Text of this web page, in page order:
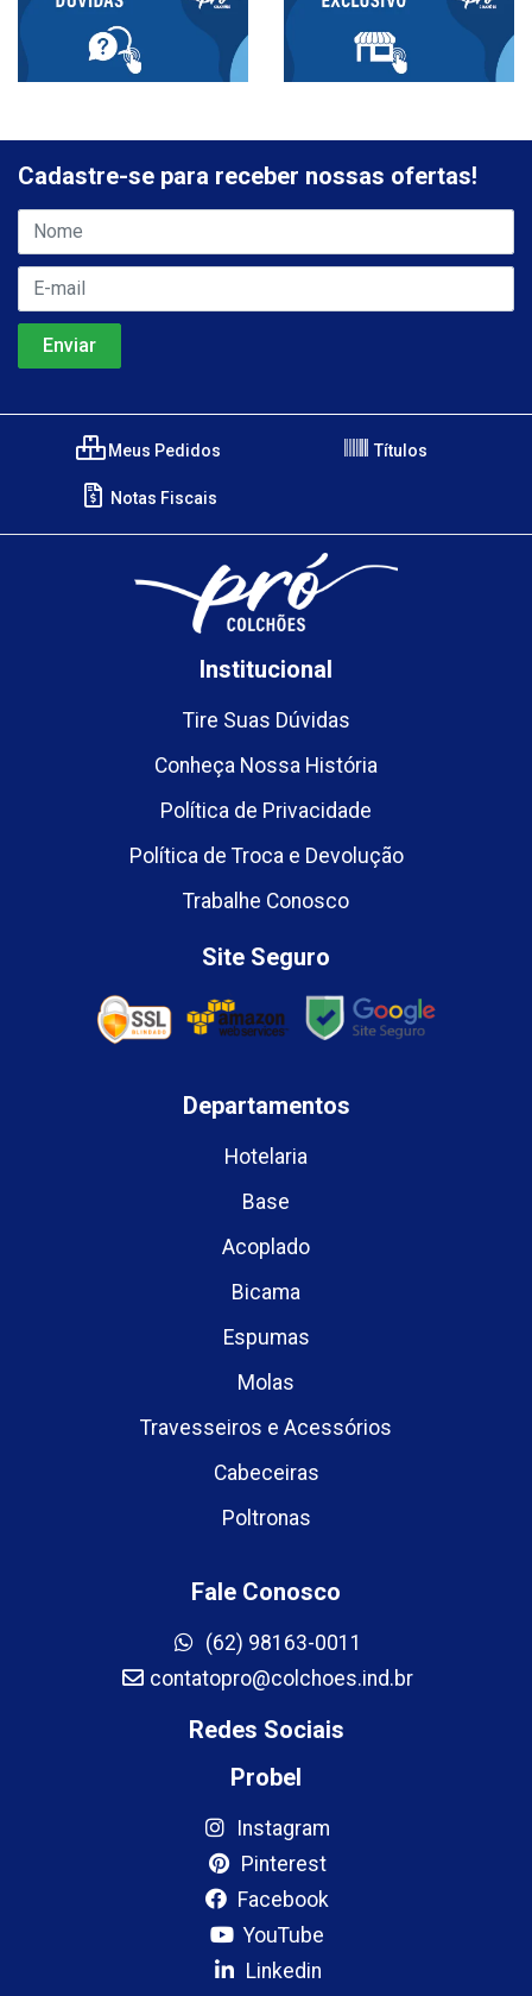
Cadastre-se para receber nossas ofertas!
Meus Pedidos Títulos
Notas Fiscais
Institucional
Tire Suas Dúvidas
Conheça Nossa História
Política de Privacidade
Política de Troca e Devolução
Trabalhe Conosco
Site Seguro
Departamentos
Hotelaria
Base
Acoplado
Bicama
Espumas
Molas
Travesseiros e Acessórios
Cabeceiras
Poltronas
Fale Conosco
(62) 98163-0011
contatopro@colchoes.ind.br
Redes Sociais
Probel
Instagram
Pinterest
Facebook
YouTube
Linkedin